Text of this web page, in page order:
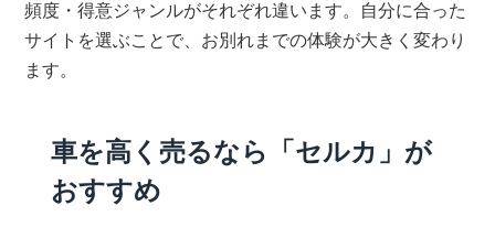
頻度・得意ジャンルがそれぞれ違います。自分に合った
サイトを選ぶことで、お別れまでの体験が大きく変わり
ます。
車を高く売るなら「セルカ」が
おすすめ